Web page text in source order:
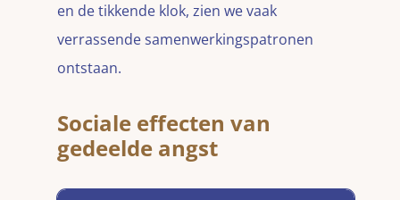
en de tikkende klok, zien we vaak
verrassende samenwerkingspatronen
ontstaan.
Sociale effecten van
gedeelde angst